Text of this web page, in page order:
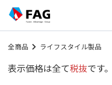
全商品 ライフスタイル製品
表示価格は全て税抜です。